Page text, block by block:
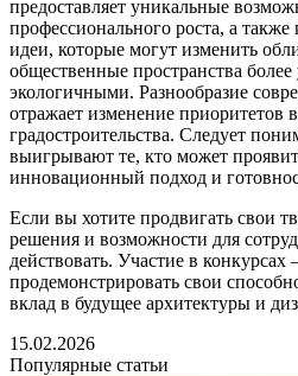
предоставляет уникальные
профессионального роста, а также
идеи, которые могут изменить
общественные пространства
экологичными. Разнообразие
отражает изменение приоритетов
градостроительства. Следует
выигрывают те, кто может
инновационный подход и
Если вы хотите продвигать свои
решения и возможности для
действовать. Участие в
продемонстрировать свои
вклад в будущее архитектуры и
15.02.2026
Популярные статьи